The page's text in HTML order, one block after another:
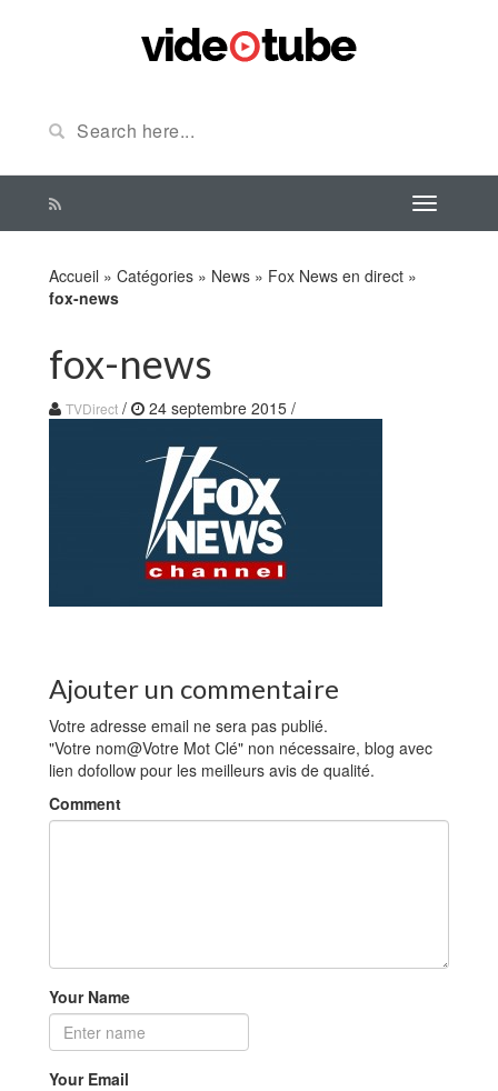
Accueil » Catégories » News » Fox News en direct »
fox-news
fox-news
TVDirect / 24 septembre 2015 /
Ajouter un commentaire
Votre adresse email ne sera pas publié.
"Votre nom@Votre Mot Clé" non nécessaire, blog avec
lien dofollow pour les meilleurs avis de qualité.
Comment
Your Name
Your Email